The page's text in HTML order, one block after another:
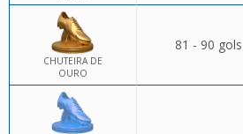
CHUTEIRA DE
OURO
81 - 90 gols